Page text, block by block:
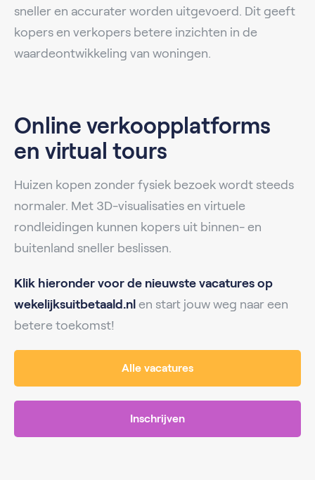
sneller en accurater worden uitgevoerd. Dit geeft
kopers en verkopers betere inzichten in de
waardeontwikkeling van woningen.
Online verkoopplatforms
en virtual tours
Huizen kopen zonder fysiek bezoek wordt steeds
normaler. Met 3D-visualisaties en virtuele
rondleidingen kunnen kopers uit binnen- en
buitenland sneller beslissen.
Klik hieronder voor de nieuwste vacatures op
wekelijksuitbetaald.nl en start jouw weg naar een
betere toekomst!
Alle vacatures
Inschrijven